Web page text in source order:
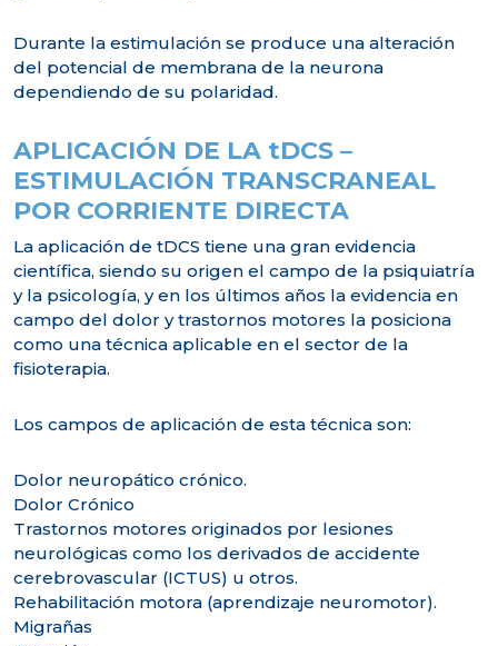
Durante la estimulación se produce una alteración
del potencial de membrana de la neurona
dependiendo de su polaridad.
APLICACIÓN DE LA tDCS –
ESTIMULACIÓN TRANSCRANEAL
POR CORRIENTE DIRECTA
La aplicación de tDCS tiene una gran evidencia
científica, siendo su origen el campo de la psiquiatría
y la psicología, y en los últimos años la evidencia en
campo del dolor y trastornos motores la posiciona
como una técnica aplicable en el sector de la
fisioterapia.
Los campos de aplicación de esta técnica son:
Dolor neuropático crónico.
Dolor Crónico
Trastornos motores originados por lesiones
neurológicas como los derivados de accidente
cerebrovascular (ICTUS) u otros.
Rehabilitación motora (aprendizaje neuromotor).
Migrañas